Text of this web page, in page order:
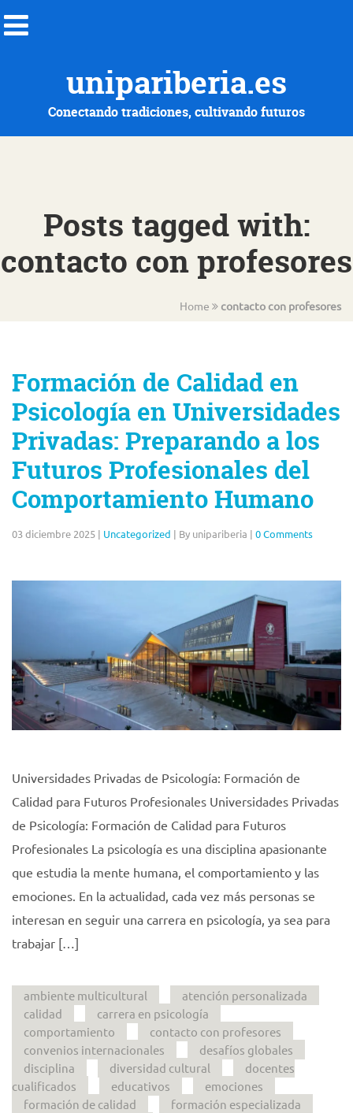
unipariberia.es
Conectando tradiciones, cultivando futuros
Posts tagged with:
contacto con profesores
Home contacto con profesores
Formación de Calidad en
Psicología en Universidades
Privadas: Preparando a los
Futuros Profesionales del
Comportamiento Humano
03 diciembre 2025 | Uncategorized | By unipariberia | 0 Comments
Universidades Privadas de Psicología: Formación de
Calidad para Futuros Profesionales Universidades Privadas
de Psicología: Formación de Calidad para Futuros
Profesionales La psicología es una disciplina apasionante
que estudia la mente humana, el comportamiento y las
emociones. En la actualidad, cada vez más personas se
interesan en seguir una carrera en psicología, ya sea para
trabajar […]
ambiente multicultural
atención personalizada
calidad
carrera en psicología
comportamiento
contacto con profesores
convenios internacionales
desafíos globales
disciplina
diversidad cultural
docentes
cualificados
educativos
emociones
formación de calidad
formación especializada